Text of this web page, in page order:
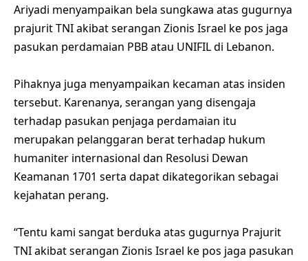
Ariyadi menyampaikan bela sungkawa atas gugurnya
prajurit TNI akibat serangan Zionis Israel ke pos jaga
pasukan perdamaian PBB atau UNIFIL di Lebanon.
Pihaknya juga menyampaikan kecaman atas insiden
tersebut. Karenanya, serangan yang disengaja
terhadap pasukan penjaga perdamaian itu
merupakan pelanggaran berat terhadap hukum
humaniter internasional dan Resolusi Dewan
Keamanan 1701 serta dapat dikategorikan sebagai
kejahatan perang.
“Tentu kami sangat berduka atas gugurnya Prajurit
TNI akibat serangan Zionis Israel ke pos jaga pasukan